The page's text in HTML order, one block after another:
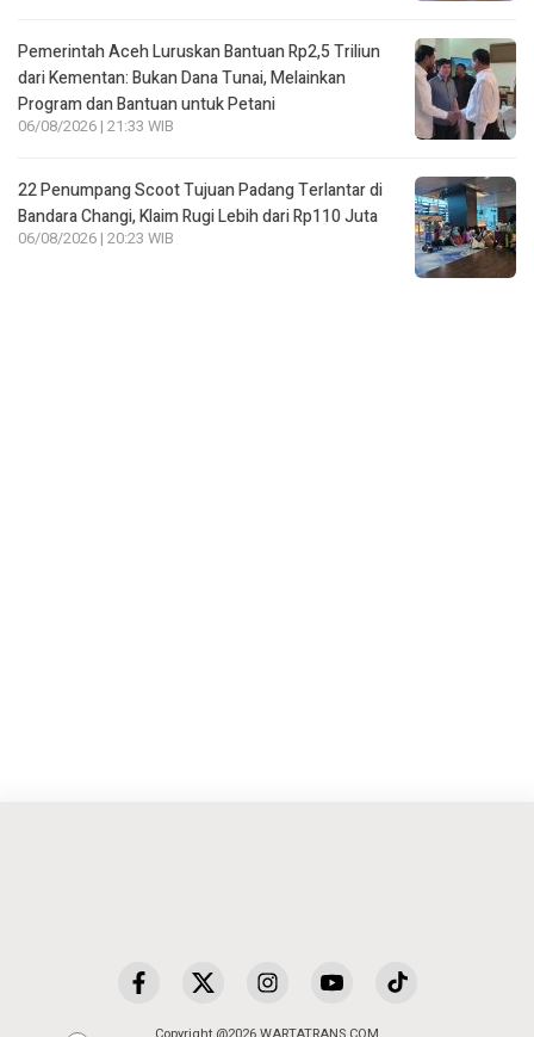
Pemerintah Aceh Luruskan Bantuan Rp2,5 Triliun
dari Kementan: Bukan Dana Tunai, Melainkan
Program dan Bantuan untuk Petani
06/08/2026 | 21:33 WIB
22 Penumpang Scoot Tujuan Padang Terlantar di
Bandara Changi, Klaim Rugi Lebih dari Rp110 Juta
06/08/2026 | 20:23 WIB